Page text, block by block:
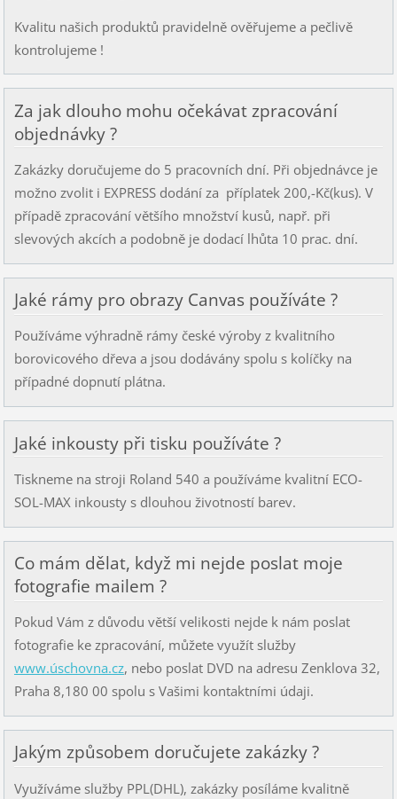
Kvalitu našich produktů pravidelně ověřujeme a pečlivě
kontrolujeme !
Za jak dlouho mohu očekávat zpracování
objednávky ?
Zakázky doručujeme do 5 pracovních dní. Při objednávce je
možno zvolit i EXPRESS dodání za příplatek 200,-Kč(kus). V
případě zpracování většího množství kusů, např. při
slevových akcích a podobně je dodací lhůta 10 prac. dní.
Jaké rámy pro obrazy Canvas používáte ?
Používáme výhradně rámy české výroby z kvalitního
borovicového dřeva a jsou dodávány spolu s kolíčky na
případné dopnutí plátna.
Jaké inkousty při tisku používáte ?
Tiskneme na stroji Roland 540 a používáme kvalitní ECO-
SOL-MAX inkousty s dlouhou životností barev.
Co mám dělat, když mi nejde poslat moje
fotografie mailem ?
Pokud Vám z důvodu větší velikosti nejde k nám poslat
fotografie ke zpracování, můžete využít služby
www.úschovna.cz, nebo poslat DVD na adresu Zenklova 32,
Praha 8,180 00 spolu s Vašimi kontaktními údaji.
Jakým způsobem doručujete zakázky ?
Využíváme služby PPL(DHL), zakázky posíláme kvalitně